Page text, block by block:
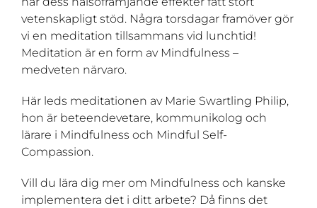
vetenskapligt stöd. Några torsdagar framöver gör
vi en meditation tillsammans vid lunchtid!
Meditation är en form av Mindfulness –
medveten närvaro.
Här leds meditationen av Marie Swartling Philip,
hon är beteendevetare, kommunikolog och
lärare i Mindfulness och Mindful Self-
Compassion.
Vill du lära dig mer om Mindfulness och kanske
implementera det i ditt arbete? Då finns det